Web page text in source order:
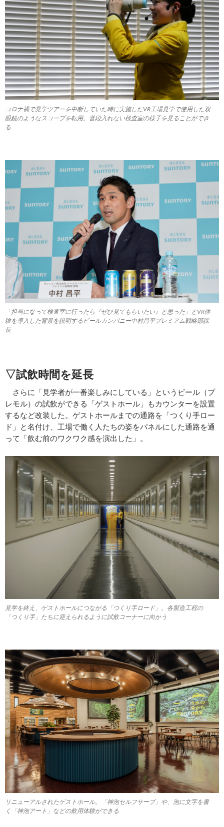
コロナ禍で見学ツアーを中断していた時に実施したVR工場見学で使用した双
眼鏡のようなスコープを転用。普段入れない検査室の様子を見ることができ
る
「担当になって検査室に行ったら『ぜひ見てもらいたい』と思った」とVR体
験を導入した背景を説明するビールカンパニー中村昌平プレミアム戦略部課
長
▽試飲時間を延長
さらに「見学者が一番楽しみにしている」というビール（プ
レモル）の試飲ができる「ゲストホール」もカウンターを設置
するなど改装した。ゲストホールまでの通路を「つくり手ロー
ド」と名付け、工場で働く人たちの姿をパネルにした通路を通
って「飲む前のワクワク感を演出した」。
見学を終え、ゲストホールにつながる「つくり手ロード」。各製造工程の
「つくり手」たちに迎えられるように試飲コーナーに向かう
リニューアルされたゲストホール。「神泡セルフサーブ」や、泡に文字を書
く「神泡アート」などの飲用体験ができる